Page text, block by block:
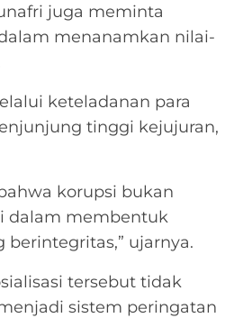
juga meminta
menanamkan nilai-
keteladanan para
tinggi kejujuran,
korupsi bukan
dalam membentuk
ujarnya.
tersebut tidak
sistem peringatan